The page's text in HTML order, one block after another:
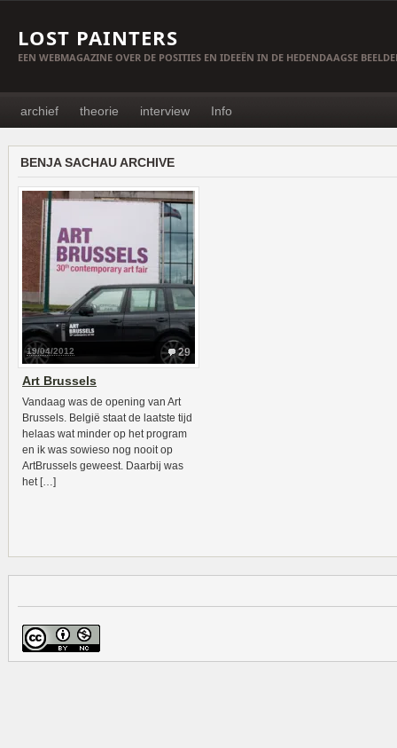
LOST PAINTERS
EEN WEBMAGAZINE OVER DE POSITIES EN IDEEËN IN DE HEDENDAAGSE
archief theorie interview Info
BENJA SACHAU ARCHIVE
29
19/04/2012
Art Brussels
Vandaag was de opening van Art
Brussels. België staat de laatste tijd
helaas wat minder op het program
en ik was sowieso nog nooit op
ArtBrussels geweest. Daarbij was
het […]